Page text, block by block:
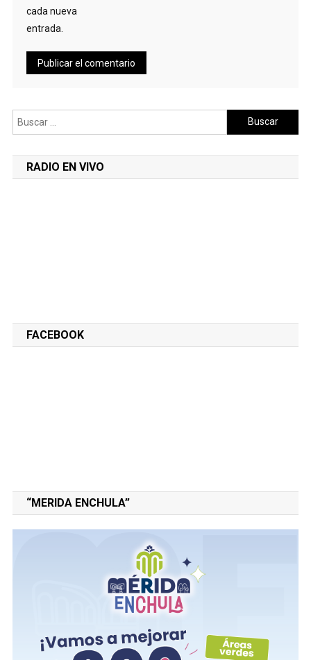
cada nueva
entrada.
Buscar:
RADIO EN VIVO
FACEBOOK
“MERIDA ENCHULA”